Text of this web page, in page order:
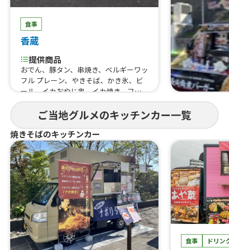
食事
香蔵
提供商品
おでん、豚タン、串焼き、ベルギーワッ
フル プレーン、やきそば、かき氷、ビ
ール、イカおやじ串、イカ焼き、フラ
ンクフルト、ベルギーワッフル チョコ
食事
eatjoy
ご当地グルメのキッチンカー一覧
焼きそばのキッチンカー
食事 ドリン